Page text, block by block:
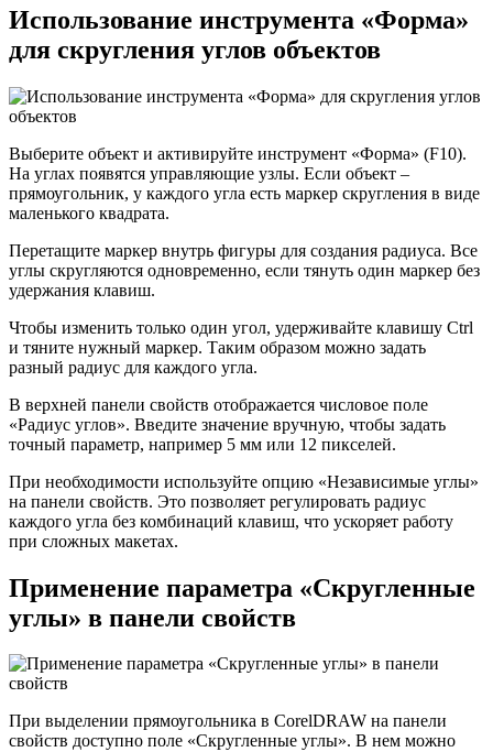
Использование инструмента «Форма»
для скругления углов объектов
Выберите объект и активируйте инструмент «Форма» (F10).
На углах появятся управляющие узлы. Если объект –
прямоугольник, у каждого угла есть маркер скругления в виде
маленького квадрата.
Перетащите маркер внутрь фигуры для создания радиуса. Все
углы скругляются одновременно, если тянуть один маркер без
удержания клавиш.
Чтобы изменить только один угол, удерживайте клавишу Ctrl
и тяните нужный маркер. Таким образом можно задать
разный радиус для каждого угла.
В верхней панели свойств отображается числовое поле
«Радиус углов». Введите значение вручную, чтобы задать
точный параметр, например 5 мм или 12 пикселей.
При необходимости используйте опцию «Независимые углы»
на панели свойств. Это позволяет регулировать радиус
каждого угла без комбинаций клавиш, что ускоряет работу
при сложных макетах.
Применение параметра «Скругленные
углы» в панели свойств
При выделении прямоугольника в CorelDRAW на панели
свойств доступно поле «Скругленные углы». В нем можно